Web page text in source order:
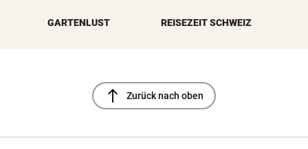
GARTENLUST REISEZEIT SCHWEIZ
north Zurück nach oben